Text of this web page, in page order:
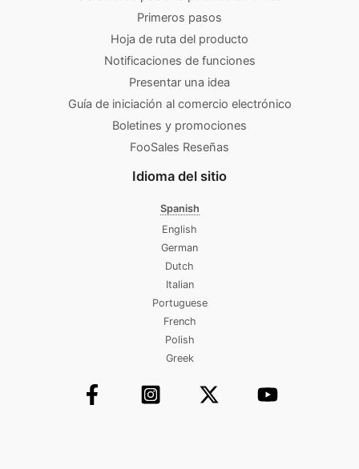
Primeros pasos
Hoja de ruta del producto
Notificaciones de funciones
Presentar una idea
Guía de iniciación al comercio electrónico
Boletines y promociones
FooSales Reseñas
Idioma del sitio
Spanish
English
German
Dutch
Italian
Portuguese
French
Polish
Greek